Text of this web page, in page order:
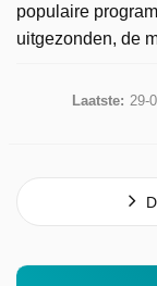
populaire
uitgezonden, de
Laatste: 29-